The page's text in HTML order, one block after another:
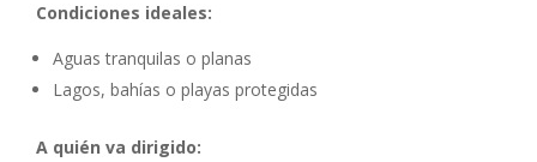
Condiciones ideales:
Aguas tranquilas o planas
Lagos, bahías o playas protegidas
A quién va dirigido: